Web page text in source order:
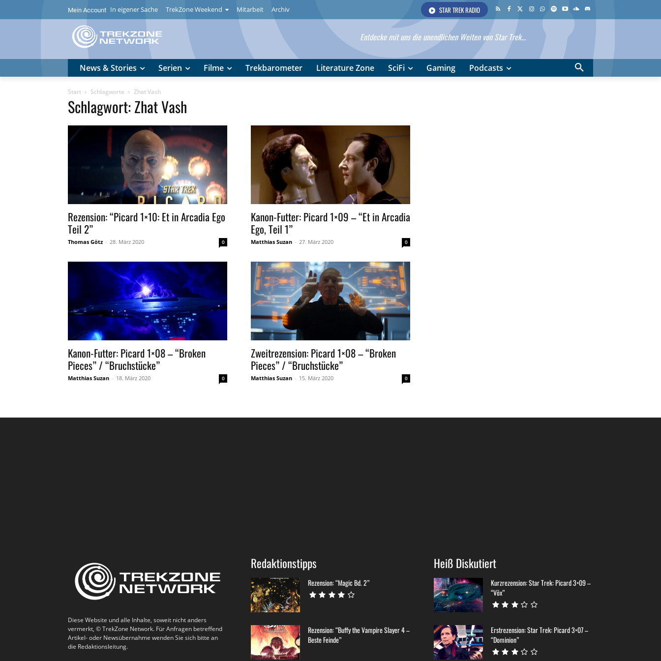
Mein Account In eigener Sache TrekZone Weekend Mitarbeit Archiv STAR TREK RADIO
Entdecke mit uns die unendlichen Weiten von Star Trek...
News & Stories Serien Filme Trekbarometer Literature Zone SciFi Gaming Podcasts
Start Schlagworte Zhat Vash
Schlagwort: Zhat Vash
Rezension: “Picard 1×10: Et in Arcadia Ego
Teil 2”
Thomas Götz - 28. März 2020 0
Kanon-Futter: Picard 1×09 – “Et in Arcadia
Ego, Teil 1”
Matthias Suzan - 27. März 2020 0
Kanon-Futter: Picard 1×08 – “Broken
Pieces” / “Bruchstücke”
Matthias Suzan - 18. März 2020 0
Zweitrezension: Picard 1×08 – “Broken
Pieces” / “Bruchstücke”
Matthias Suzan - 15. März 2020 0
Diese Website und alle Inhalte, soweit nicht anders
vermerkt, © TrekZone Network. Für Anfragen betreffend
Artikel- oder Newsübernahme wenden Sie sich bitte an
die Redaktionsleitung.
Redaktionstipps
Rezension: “Magic Bd. 2”
Rezension: “Buffy the Vampire Slayer 4 –
Beste Feinde”
Heiß Diskutiert
Kurzrezension: Star Trek: Picard 3×09 –
“Võx”
Erstrezension: Star Trek: Picard 3×07 –
“Dominion”